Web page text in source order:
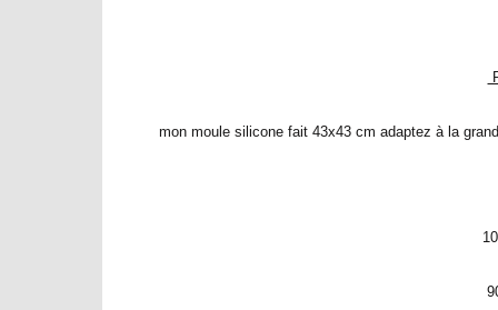
mon moule silicone fait 43x43 cm adaptez à la